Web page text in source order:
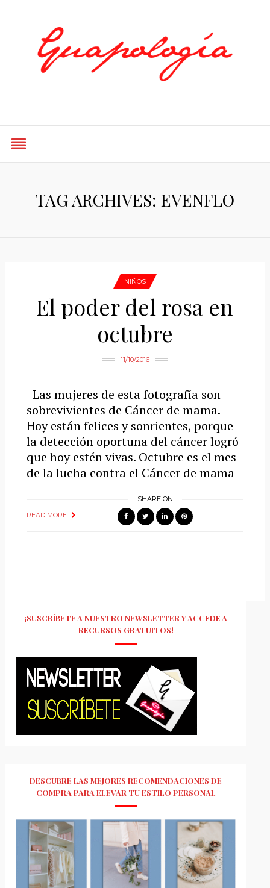
TAG ARCHIVES: EVENFLO
NIÑOS
El poder del rosa en
octubre
11/10/2016
Las mujeres de esta fotografía son
sobrevivientes de Cáncer de mama.
Hoy están felices y sonrientes, porque
la detección oportuna del cáncer logró
que hoy estén vivas. Octubre es el mes
de la lucha contra el Cáncer de mama
READ MORE
SHARE ON
¡SUSCRÍBETE A NUESTRO NEWSLETTER Y ACCEDE A
RECURSOS GRATUITOS!
DESCUBRE LAS MEJORES RECOMENDACIONES DE
COMPRA PARA ELEVAR TU ESTILO PERSONAL